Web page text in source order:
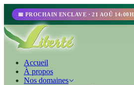
📅 PROCHAIN ENCLAVE · 21 AOÛ 14:00H
Accueil
À propos
Nos domaines